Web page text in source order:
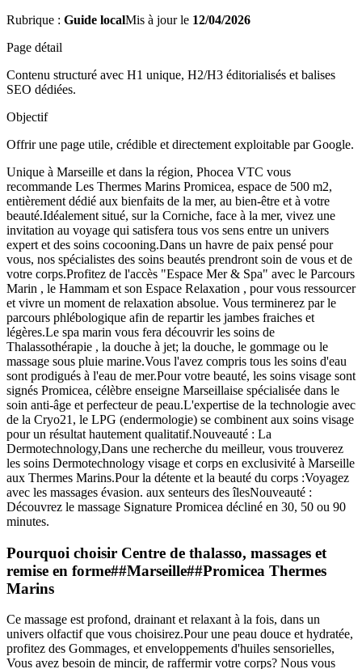
Rubrique : Guide localMis à jour le 12/04/2026
Page détail
Contenu structuré avec H1 unique, H2/H3 éditorialisés et balises
SEO dédiées.
Objectif
Offrir une page utile, crédible et directement exploitable par Google.
Unique à Marseille et dans la région, Phocea VTC vous
recommande Les Thermes Marins Promicea, espace de 500 m2,
entièrement dédié aux bienfaits de la mer, au bien-être et à votre
beauté.Idéalement situé, sur la Corniche, face à la mer, vivez une
invitation au voyage qui satisfera tous vos sens entre un univers
expert et des soins cocooning.Dans un havre de paix pensé pour
vous, nos spécialistes des soins beautés prendront soin de vous et de
votre corps.Profitez de l'accès "Espace Mer & Spa" avec le Parcours
Marin , le Hammam et son Espace Relaxation , pour vous ressourcer
et vivre un moment de relaxation absolue. Vous terminerez par le
parcours phlébologique afin de repartir les jambes fraiches et
légères.Le spa marin vous fera découvrir les soins de
Thalassothérapie , la douche à jet; la douche, le gommage ou le
massage sous pluie marine.Vous l'avez compris tous les soins d'eau
sont prodigués à l'eau de mer.Pour votre beauté, les soins visage sont
signés Promicea, célèbre enseigne Marseillaise spécialisée dans le
soin anti-âge et perfecteur de peau.L'expertise de la technologie avec
de la Cryo21, le LPG (endermologie) se combinent aux soins visage
pour un résultat hautement qualitatif.Nouveauté : La
Dermotechnology,Dans une recherche du meilleur, vous trouverez
les soins Dermotechnology visage et corps en exclusivité à Marseille
aux Thermes Marins.Pour la détente et la beauté du corps :Voyagez
avec les massages évasion. aux senteurs des îlesNouveauté :
Découvrez le massage Signature Promicea décliné en 30, 50 ou 90
minutes.
Pourquoi choisir Centre de thalasso, massages et
remise en forme##Marseille##Promicea Thermes
Marins
Ce massage est profond, drainant et relaxant à la fois, dans un
univers olfactif que vous choisirez.Pour une peau douce et hydratée,
profitez des Gommages, et enveloppements d'huiles sensorielles,
Vous avez besoin de mincir, de raffermir votre corps? Nous vous